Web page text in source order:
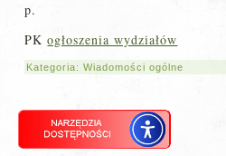
p.
PKogłoszenia wydziałów
Kategoria:Wiadomości ogólne